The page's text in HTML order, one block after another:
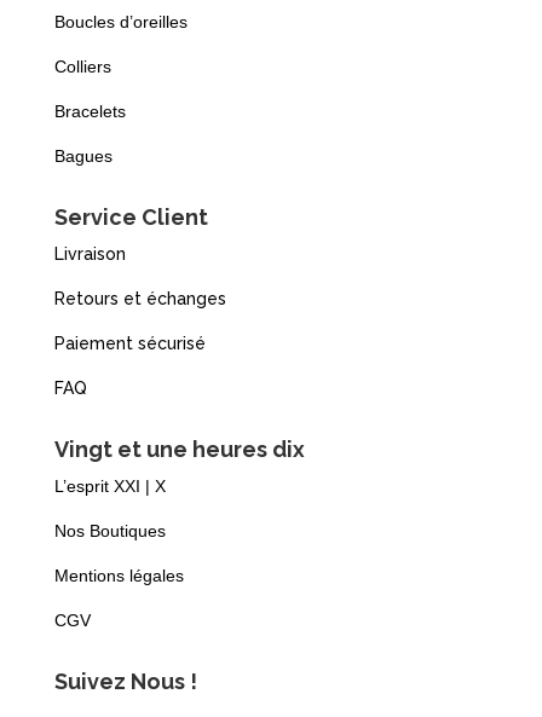
Boucles d’oreilles
Colliers
Bracelets
Bagues
Service Client
Livraison
Retours et échanges
Paiement sécurisé
FAQ
Vingt et une heures dix
L’esprit XXI | X
Nos Boutiques
Mentions légales
CGV
Suivez Nous !